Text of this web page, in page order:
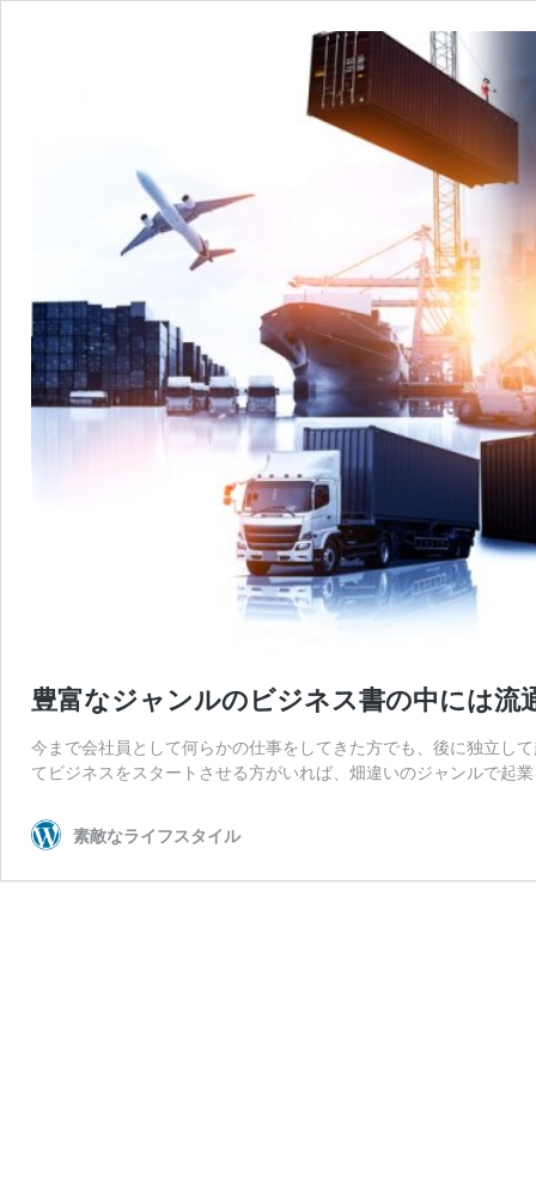
豊富なジャンルのビジネス書の中には流
今まで会社員として何らかの仕事をしてきた方でも、後に独立し
てビジネスをスタートさせる方がいれば、畑違いのジャンルで起
素敵なライフスタイル